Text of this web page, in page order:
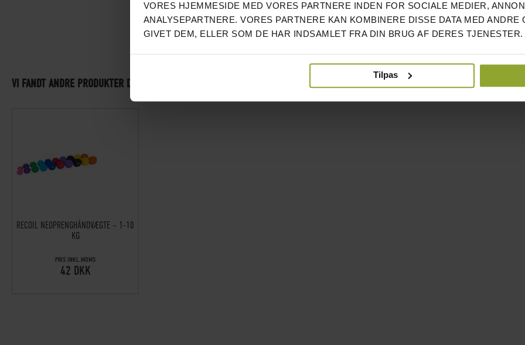
VORES HJEMMESIDE MED VORES PARTNERE INDEN FOR SOCIALE MEDIER,
ANALYSEPARTNERE. VORES PARTNERE KAN KOMBINERE DISSE DATA MED ANDRE
GIVET DEM, ELLER SOM DE HAR INDSAMLET FRA DIN BRUG AF DERES TJENESTER.
Tilpas
VI FANDT ANDRE PRODUKTER DU MÅSKE KAN LIDE!
RECOIL NEOPRENGHÅNDVÆGTE – 1-10
KG
PRIS INKL.MOMS
42 DKK